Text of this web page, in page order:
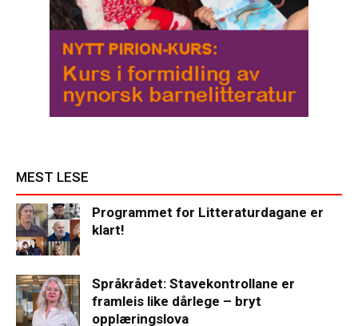
MEST LESE
Programmet for Litteraturdagane er
klart!
Språkrådet: Stavekontrollane er
framleis like dårlege – bryt
opplæringslova